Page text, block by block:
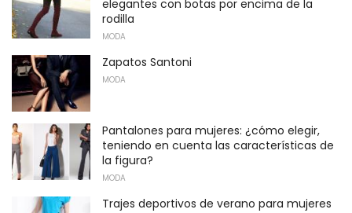
elegantes con botas por encima de la
rodilla
MODA
Zapatos Santoni
MODA
Pantalones para mujeres: ¿cómo elegir,
teniendo en cuenta las características de
la figura?
MODA
Trajes deportivos de verano para mujeres